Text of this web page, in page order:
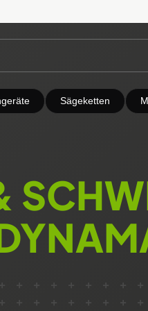
Sägeketten